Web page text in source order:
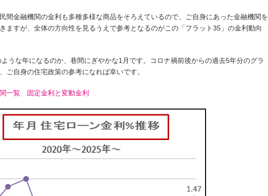
間金融機関の金利も多種多様な商品をそろえているので、ご自身にあった金融機関を
ますが、全体の方向性を見るうえで参考となるのがこの「フラット35」の金利動向
うな年になるのか、巷間にぎやかな1月です。コロナ禍前後からの過去5年分のグラ
ご自身の住宅政策の参考になれば幸いです。
一覧 固定金利と変動金利